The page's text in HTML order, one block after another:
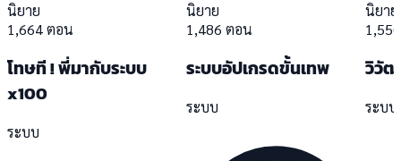
นิยาย
1,664 ตอน
โทษที ! พี่มากับระบบ
x100
ระบบ
นิยาย
1,486 ตอน
ระบบอัปเกรดขั้นเทพ
ระบบ
นิยาย
วิวัฒ
ระบบ